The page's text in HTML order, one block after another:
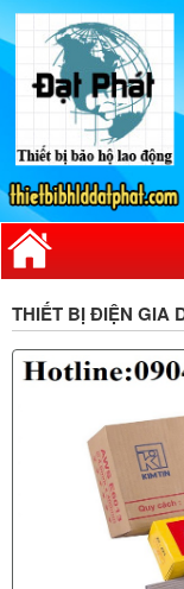
THIẾT BỊ ĐIỆN GIA